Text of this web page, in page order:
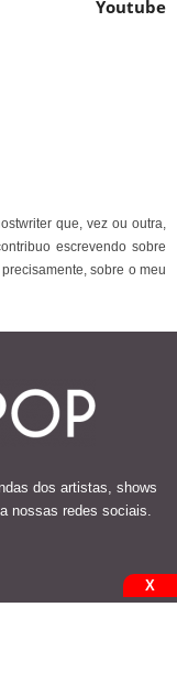
Youtube
que, vez ou outra,
escrevendo sobre
sobre o meu
dos artistas, shows
nossas redes sociais.
X